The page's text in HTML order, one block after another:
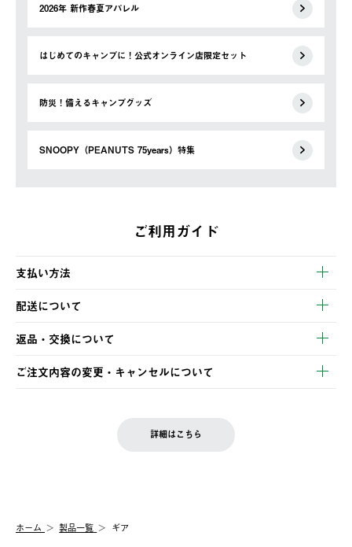
2026年 新作春夏アパレル
はじめてのキャンプに！公式オンライン店限定セット
防災！備えるキャンプグッズ
SNOOPY（PEANUTS 75years）特集
ご利用ガイド
支払い方法
以下のいずれかの方法でお支払いいただけます。
・クレジットカード決済
・コンビニ決済
・Pay-easy決済
配送について
【発送スケジュール】
ご注文・ご入金完了より2営業日以内に商品を発送いたします。
土日祝の発送はございませんので、木曜日以降のご注文は週明け
の発送となる場合がございます。
【配送業者】
佐川急便にて配送されます。
返品・交換について
※お客様都合の場合
お客様都合の返品にかかる送料は、お客様ご負担とさせていただ
一度お手元の商品を返品いただき、ご希望商品を再注文してくだ
ご注文内容の変更・キャンセルについて
LOGOS FAMILY会員の方は、会員マイページ内 購入履歴画面に
詳細はこちら
ホーム 製品一覧 ギア